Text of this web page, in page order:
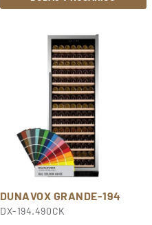
DUNAVOX GRANDE-194
DX-194.490CK